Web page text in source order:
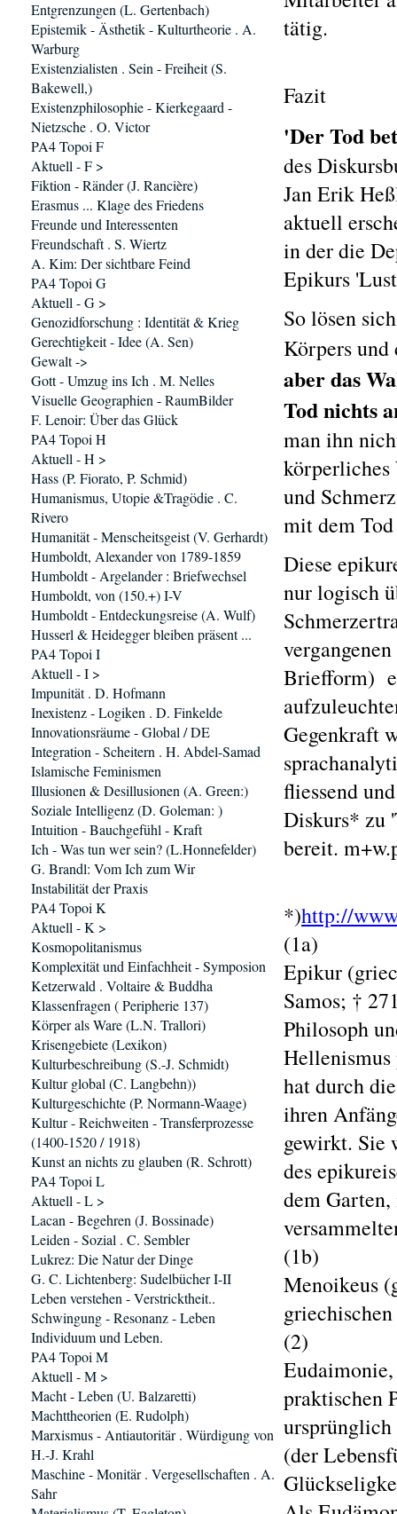
tätig.
Fazit
'Der Tod
des
Jan Erik
aktuell
in der die
Epikurs
So lösen
Körpers und
aber das
Tod nichts
man ihn
und
mit dem
Diese
nur logisch
Briefform)
Gegenkraft
fliessend
Diskurs* zu
bereit.
*)http://
(1a)
Epikur
Samos; †
Philosoph
Hellenismus
hat durch
ihren
gewirkt. Sie
des
dem
(1b)
Menoikeus
(2)
praktischen
ursprünglich
(der
Entgrenzungen (L. Gertenbach)
Epistemik - Ästhetik - Kulturtheorie . A.
Warburg
Existenzialisten . Sein - Freiheit (S.
Bakewell,)
Existenzphilosophie - Kierkegaard -
Nietzsche . O. Victor
PA4 Topoi F
Aktuell - F >
Fiktion - Ränder (J. Rancière)
Erasmus ... Klage des Friedens
Freunde und Interessenten
Freundschaft . S. Wiertz
A. Kim: Der sichtbare Feind
PA4 Topoi G
Aktuell - G >
Genozidforschung : Identität & Krieg
Gerechtigkeit - Idee (A. Sen)
Gewalt ->
Gott - Umzug ins Ich . M. Nelles
Visuelle Geographien - RaumBilder
F. Lenoir: Über das Glück
PA4 Topoi H
Aktuell - H >
Hass (P. Fiorato, P. Schmid)
Humanismus, Utopie &Tragödie . C.
Rivero
Humanität - Menscheitsgeist (V. Gerhardt)
Humboldt, Alexander von 1789-1859
Humboldt - Argelander : Briefwechsel
Humboldt, von (150.+) I-V
Humboldt - Entdeckungsreise (A. Wulf)
Husserl & Heidegger bleiben präsent ...
PA4 Topoi I
Aktuell - I >
Impunität . D. Hofmann
Inexistenz - Logiken . D. Finkelde
Innovationsräume - Global / DE
Integration - Scheitern . H. Abdel-Samad
Islamische Feminismen
Illusionen & Desillusionen (A. Green:)
Soziale Intelligenz (D. Goleman: )
Intuition - Bauchgefühl - Kraft
Ich - Was tun wer sein? (L.Honnefelder)
G. Brandl: Vom Ich zum Wir
Instabilität der Praxis
PA4 Topoi K
Aktuell - K >
Kosmopolitanismus
Komplexität und Einfachheit - Symposion
Ketzerwald . Voltaire & Buddha
Klassenfragen ( Peripherie 137)
Körper als Ware (L.N. Trallori)
Krisengebiete (Lexikon)
Kulturbeschreibung (S.-J. Schmidt)
Kultur global (C. Langbehn))
Kulturgeschichte (P. Normann-Waage)
Kultur - Reichweiten - Transferprozesse
(1400-1520 / 1918)
Kunst an nichts zu glauben (R. Schrott)
PA4 Topoi L
Aktuell - L >
Lacan - Begehren (J. Bossinade)
Leiden - Sozial . C. Sembler
Lukrez: Die Natur der Dinge
G. C. Lichtenberg: Sudelbücher I-II
Leben verstehen - Verstricktheit..
Schwingung - Resonanz - Leben
Individuum und Leben.
PA4 Topoi M
Aktuell - M >
Macht - Leben (U. Balzaretti)
Machttheorien (E. Rudolph)
Marxismus - Antiautoritär . Würdigung von
H.-J. Krahl
Maschine - Monitär . Vergesellschaften . A.
Sahr